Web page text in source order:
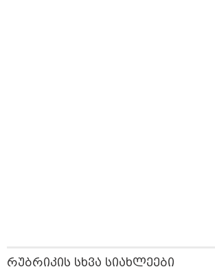
რუბრიკის სხვა სიახლეები